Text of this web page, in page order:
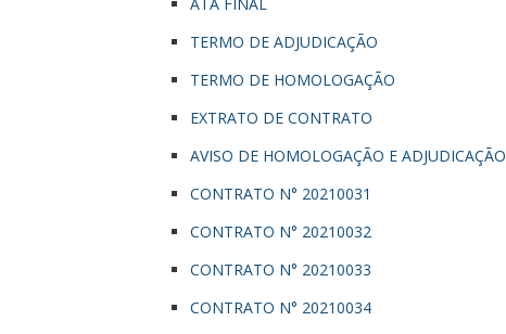
TERMO DE ADJUDICAÇÃO
TERMO DE HOMOLOGAÇÃO
EXTRATO DE CONTRATO
AVISO DE HOMOLOGAÇÃO E ADJUDICAÇÃO
CONTRATO N° 20210031
CONTRATO N° 20210032
CONTRATO N° 20210033
CONTRATO N° 20210034